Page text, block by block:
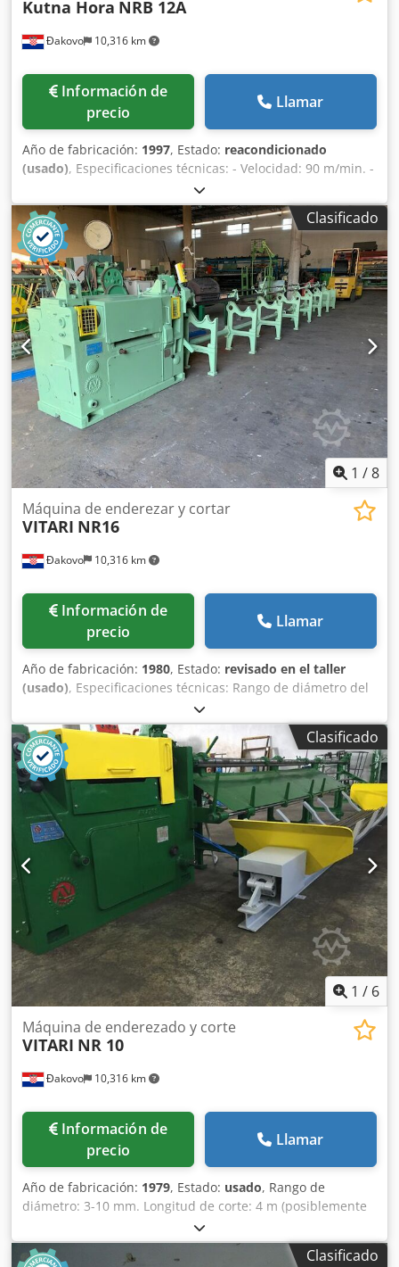
Đakovo 10,316 km
Kutna Hora NRB 12A
Información de
precio
Llamar
Año de fabricación: 1997, Estado: reacondicionado
(usado), Especificaciones técnicas: - Velocidad: 90 m/min. -
Potencia: 20 kW – dos motores -
Revisión/reacondicionamiento: 2018 - Mesa de descarga: 6
m - Rango de diámetros de cable: 2-12 mm Dcedpfx Agsdz
S Tvjusk - Unidad de corte: cuchillas voladoras
Clasificado
1 /8
Đakovo 10,316 km
Máquina de enderezar y cortar
VITARI NR16
Información de
precio
Llamar
Año de fabricación: 1980, Estado: revisado en el taller
(usado), Especificaciones técnicas: Rango de diámetro del
cable: 4-14 mm Longitud de corte: 8,5 m Dcodpohqfl Aofx
Aguok Velocidad: 70 m/min. Reacondicionamiento: 2022
Clasificado
1 / 6
Đakovo 10,316 km
Máquina de enderezado y corte
VITARI NR 10
Información de
precio
Llamar
Año de fabricación: 1979, Estado: usado, Rango de
diámetro: 3-10 mm. Longitud de corte: 4 m (posiblemente
mayor). Dcsdpfx Agjcv A I Neuok Velocidad: 90 m/min.
Reconstrucción: 2016. Control: PLC.
Clasificado